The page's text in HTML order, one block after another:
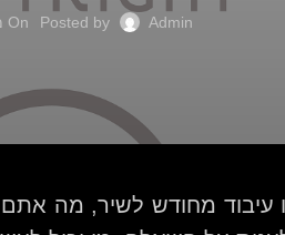
Posted by Admin On מאי 16, 2024
מחודש לשיר, מה